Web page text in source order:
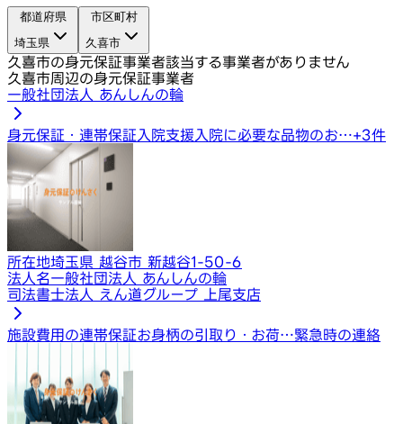
都道府県
埼玉県
市区町村
久喜市
久喜市の身元保証事業者該当する事業者がありません
久喜市周辺の身元保証事業者
一般社団法人 あんしんの輪
身元保証・連帯保証 入院支援入院に必要な品物のお…+3件
所在地埼玉県 越谷市 新越谷1-50-6
法人名一般社団法人 あんしんの輪
司法書士法人 えん道グループ 上尾支店
施設費用の連帯保証お身柄の引取り・お荷…緊急時の連絡